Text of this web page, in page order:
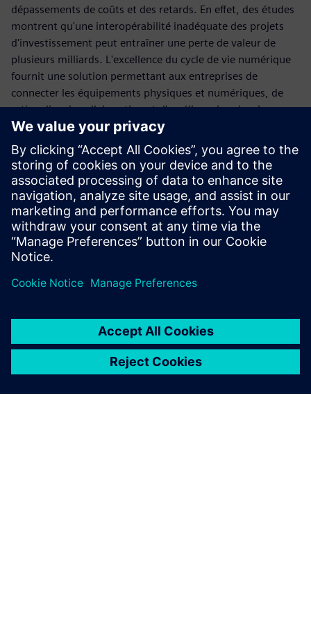
dépassements de coûts et des retards. En effet, des études
montrent qu'une interopérabilité inadéquate des projets
d'investissement peut entraîner une perte de valeur de
plusieurs milliards. L'excellence du cycle de vie numérique
fournit une solution permettant aux entreprises de
connecter les équipements physiques et numériques, de
rationaliser la collaboration et d'améliorer la prise de
décision tout au long du cycle de vie des équipements.
Téléchargez la synthèse pour découvrir comment
l'excellence du cycle de vie numérique peut aider votre
organisation à optimiser ses performances et à renforcer sa
résilience dans un paysage énergétique en constante
évolution.
Partager